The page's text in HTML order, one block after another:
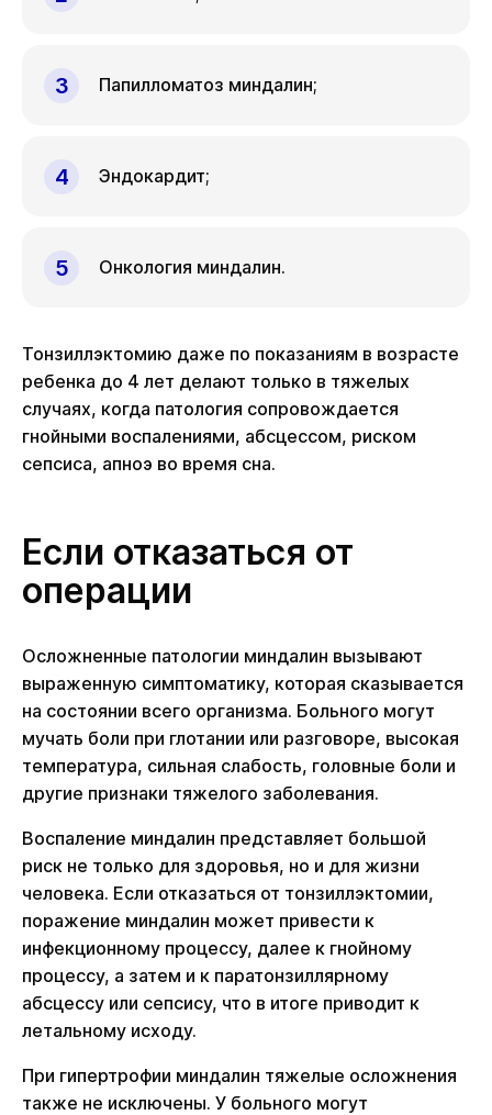
Папилломатоз миндалин;
Эндокардит;
Онкология миндалин.
Тонзиллэктомию даже по показаниям в возрасте
ребенка до 4 лет делают только в тяжелых
случаях, когда патология сопровождается
гнойными воспалениями, абсцессом, риском
сепсиса, апноэ во время сна.
Если отказаться от
операции
Осложненные патологии миндалин вызывают
выраженную симптоматику, которая сказывается
на состоянии всего организма. Больного могут
мучать боли при глотании или разговоре, высокая
температура, сильная слабость, головные боли и
другие признаки тяжелого заболевания.
Воспаление миндалин представляет большой
риск не только для здоровья, но и для жизни
человека. Если отказаться от тонзиллэктомии,
поражение миндалин может привести к
инфекционному процессу, далее к гнойному
процессу, а затем и к паратонзиллярному
абсцессу или сепсису, что в итоге приводит к
летальному исходу.
При гипертрофии миндалин тяжелые осложнения
также не исключены. У больного могут